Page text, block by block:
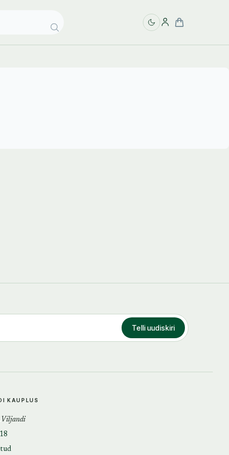
Telli uudiskiri
KAUPLUS
Viljandi